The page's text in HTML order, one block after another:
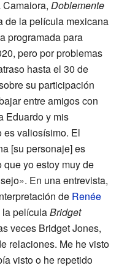
Doblemente
de la película mexicana
programada para
pero por problemas
hasta el 30 de
su participación
entre amigos con
Eduardo y mis
es valiosísimo. El
[su personaje] es
yo estoy muy de
En una entrevista,
de Renée
películaBridget
veces Bridget Jones,
relaciones. Me he visto
visto o he repetido